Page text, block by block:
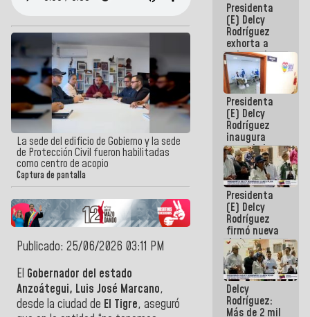
La sede del edificio de Gobierno y la sede
de Protección Civil fueron habilitadas
como centro de acopio
Captura de pantalla
Publicado: 25/06/2026 03:11 PM
El Gobernador del estado
Anzoátegui, Luis José Marcano,
desde la ciudad de El Tigre, aseguró
Presidenta
(E) Delcy
Rodríguez
exhorta a
gobernadores
y alcaldes a
edificar
casas para
abuelos
Presidenta
(E) Delcy
Rodríguez
inaugura
casa de los
Abuelos
Primavera
en Caracas
Presidenta
(E) Delcy
Rodríguez
firmó nueva
de Ley de
Arrendamiento
aprobada
por la AN
Delcy
Rodríguez:
Más de 2 mil